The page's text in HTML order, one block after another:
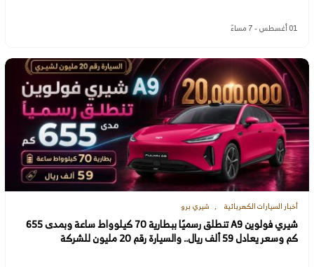
01 أغسطس - 7 مساءً
أخبار السيارات الكهربائية شيري برو
شيري فولوين A9 تنطلق رسميًا ببطارية 70 كيلوواط ساعة وبمدى 655
كم وسعر يعادل 59 ألف ريال.. والسيارة رقم 20 مليون للشركة